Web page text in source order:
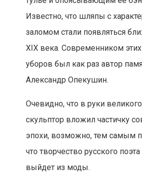
Известно, что шляпы с
заломом стали появляться
XIX века. Современником
уборов был как раз автор
Александр Опекушин.
Очевидно, что в руки
скульптор вложил частичку
эпохи, возможно, тем самым
что творчество русского
выйдет из моды.